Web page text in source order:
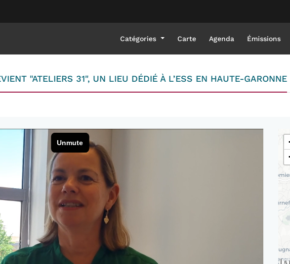
Catégories Carte Agenda Émissions
"ATELIERS 31", UN LIEU DÉDIÉ À L’ESS EN HAUTE-GARONNE